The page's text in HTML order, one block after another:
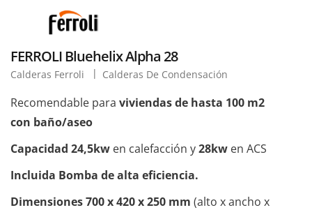
FERROLI Bluehelix Alpha 28
Calderas Ferroli Calderas De Condensación
Recomendable para viviendas de hasta 100 m2
con baño/aseo
Capacidad 24,5kw en calefacción y28kw en ACS
Incluida Bomba de alta eficiencia.
Dimensiones 700 x 420 x 250 mm (alto x ancho x